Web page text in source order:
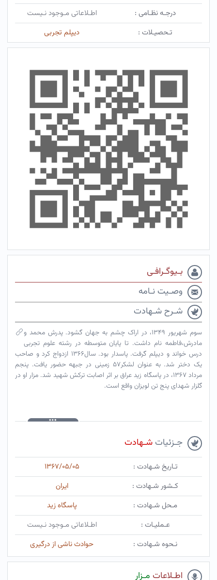
درجـه نظـامی :
اطـلاعاتی مـوجود نـیست
تـحصیـلات :
دیپلم تجربی
بـیوگـرافـی
وصـیت نـامه
شـرح شـهادت
سوم شهریور ۱۳۴۹، در اراک چشم به جهان گشود. پدرش محمد و
مادرش،فاطمه نام داشت. تا پایان متوسطه در رشته علوم تجربی
درس خواند و دیپلم گرفت. پاسدار بود. سال۱۳۶۶ ازدواج کرد و صاحب
یک دختر شد. به عنوان لشکر۵۷ زمینی در جبهه حضور یافت. پنجم
مرداد ۱۳۶۷، در پاسگاه زید عراق بر اثر اصابت ترکش شهید شد. مزار او در
گلزار شهدای پنج تن لویزان واقع است.
جـزئیات شـهادت
تـاریخ شـهادت :
۱۳۶۷/۰۵/۰۵
کـشور شـهادت :
ایران
مـحل شـهادت :
پاسگاه زید
عـملیـات :
اطـلاعاتی مـوجود نـیست
نـحوه شـهادت :
حوادث ناشی از درگیری
اطـلاعات مـزار